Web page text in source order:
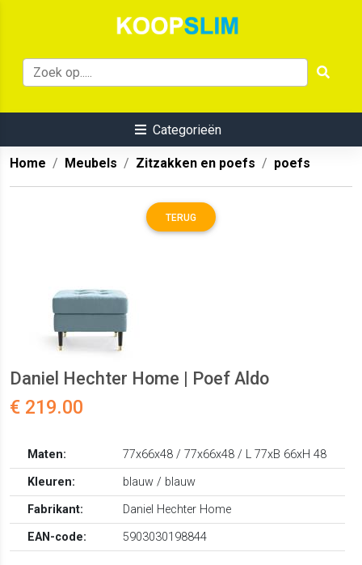
Categorieën
Home Meubels Zitzakken en poefs poefs
TERUG
Daniel Hechter Home | Poef Aldo
€ 219.00
Maten:
77x66x48 / 77x66x48 / L 77xB 66xH 48
Kleuren:
blauw / blauw
Fabrikant:
Daniel Hechter Home
EAN-code:
5903030198844